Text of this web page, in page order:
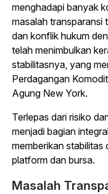
menghadapi banyak
masalah transparansi
dan konflik hukum
telah menimbulkan
stabilitasnya, yang
Perdagangan
Agung New York.
Terlepas dari risiko
menjadi bagian
memberikan stabilitas
platform dan bursa.
Masalah